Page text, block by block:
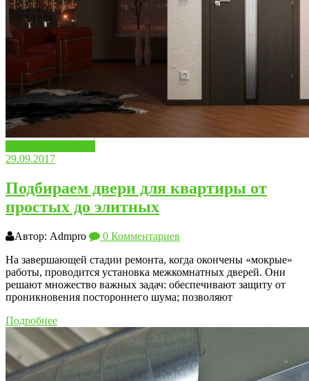
29.09.2017
Подбираем двери для квартиры от
простых до элитных
Автор: Admpro
0 Комментариев
На завершающей стадии ремонта, когда окончены «мокрые»
работы, проводится установка межкомнатных дверей. Они
решают множество важных задач: обеспечивают защиту от
проникновения постороннего шума; позволяют
Подробнее